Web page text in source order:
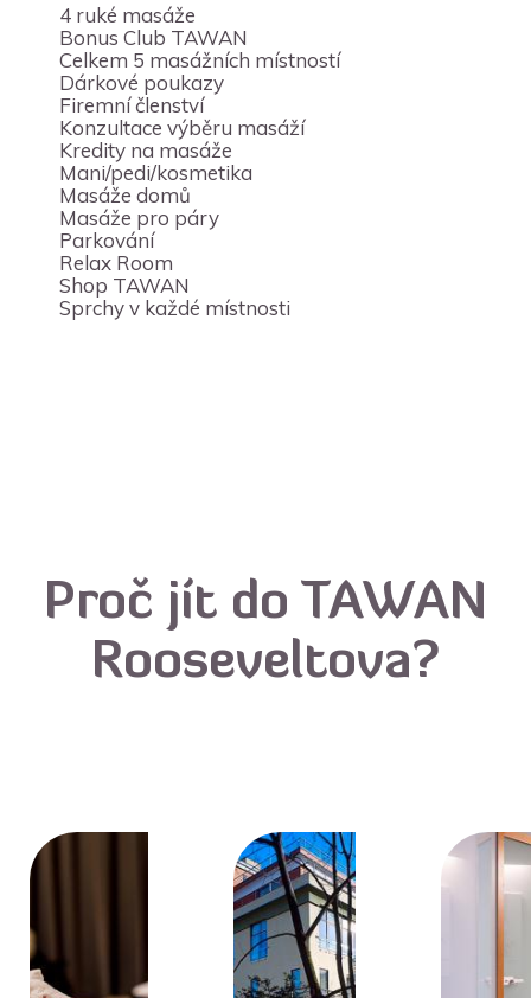
4 ruké masáže
Bonus Club TAWAN
Celkem 5 masážních místností
Dárkové poukazy
Firemní členství
Konzultace výběru masáží
Kredity na masáže
Mani/pedi/kosmetika
Masáže domů
Masáže pro páry
Parkování
Relax Room
Shop TAWAN
Sprchy v každé místnosti
Proč jít do TAWAN
Rooseveltova?